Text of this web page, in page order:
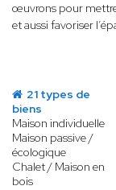
œuvrons pour mettre
et aussi favoriser
21 types de
biens
Maison individuelle
Maison passive /
écologique
Chalet / Maison en
bois